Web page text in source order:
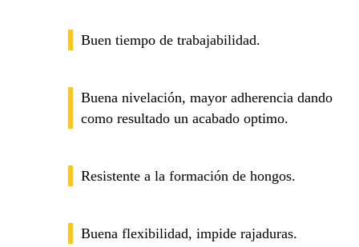
Buen tiempo de trabajabilidad.
Buena nivelación, mayor adherencia dando
como resultado un acabado optimo.
Resistente a la formación de hongos.
Buena flexibilidad, impide rajaduras.